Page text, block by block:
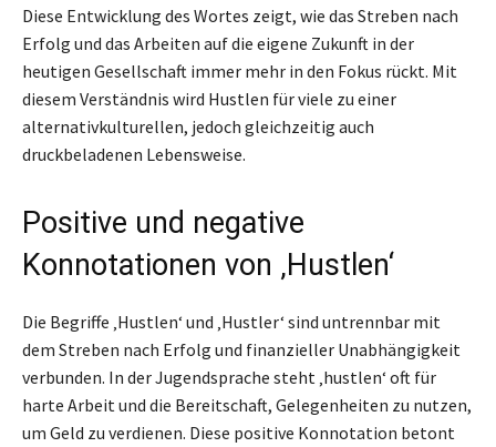
Diese Entwicklung des Wortes zeigt, wie das Streben nach
Erfolg und das Arbeiten auf die eigene Zukunft in der
heutigen Gesellschaft immer mehr in den Fokus rückt. Mit
diesem Verständnis wird Hustlen für viele zu einer
alternativkulturellen, jedoch gleichzeitig auch
druckbeladenen Lebensweise.
Positive und negative
Konnotationen von ‚Hustlen‘
Die Begriffe ‚Hustlen‘ und ‚Hustler‘ sind untrennbar mit
dem Streben nach Erfolg und finanzieller Unabhängigkeit
verbunden. In der Jugendsprache steht ‚hustlen‘ oft für
harte Arbeit und die Bereitschaft, Gelegenheiten zu nutzen,
um Geld zu verdienen. Diese positive Konnotation betont